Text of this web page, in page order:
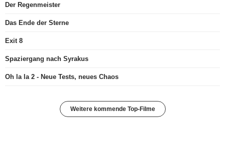
Der Regenmeister
Das Ende der Sterne
Exit 8
Spaziergang nach Syrakus
Oh la la 2 - Neue Tests, neues Chaos
Weitere kommende Top-Filme